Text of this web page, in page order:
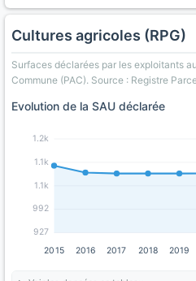
Cultures agricoles (RPG)
Surfaces déclarées par les exploitants
Commune (PAC). Source : Registre
Evolution de la SAU déclarée
927
992
1.1k
1.1k
1.2k
2015 2016 2017 2018 2019